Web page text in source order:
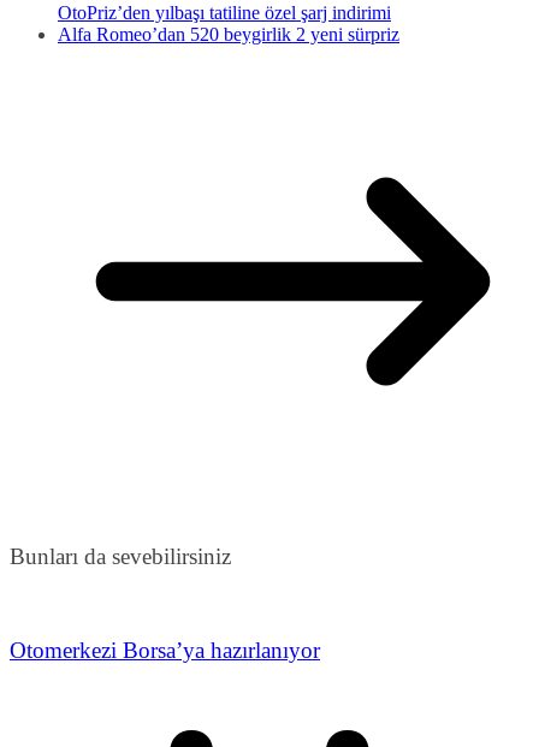
OtoPriz’den yılbaşı tatiline özel şarj indirimi
Alfa Romeo’dan 520 beygirlik 2 yeni sürpriz
Bunları da sevebilirsiniz
Otomerkezi Borsa’ya hazırlanıyor